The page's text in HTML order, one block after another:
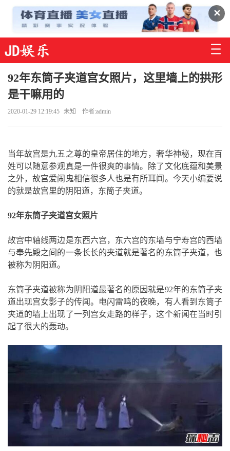
✕
92年东筒子夹道宫女照片，这里墙上的拱形
是干嘛用的
2020-01-29 12:19:45 未知 作者:admin
当年故宫是九五之尊的皇帝居住的地方，奢华神秘，现在百
姓可以随意参观真是一件很爽的事情。除了文化底蕴和美景
之外，故宫爱闹鬼相信很多人也是有所耳闻。今天小编要说
的就是故宫里的阴阳道，东筒子夹道。
92年东筒子夹道宫女照片
故宫中轴线两边是东西六宫，东六宫的东墙与宁寿宫的西墙
与奉先殿之间的一条长长的夹道就是著名的东筒子夹道，也
被称为阴阳道。
东筒子夹道被称为阴阳道最著名的原因就是92年的东筒子夹
道出现宫女影子的传闻。电闪雷鸣的夜晚，有人看到东筒子
夹道的墙上出现了一列宫女走路的样子，这个新闻在当时引
起了很大的轰动。